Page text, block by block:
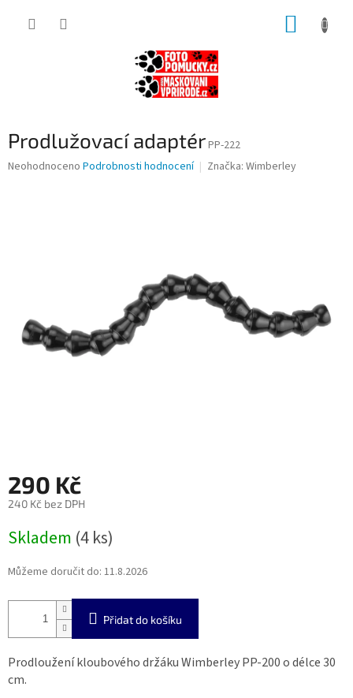
Prodlužovací adaptérPP-222
Průměrné
Neohodnoceno Podrobnosti hodnocení Značka: Wimberley
290 Kč
240 Kč bez DPH
cena:
Skladem (4 ks)
Můžeme doručit do: 11.8.2026
Přidat do košíku
Prodloužení kloubového držáku Wimberley PP-200 o délce 30
cm.